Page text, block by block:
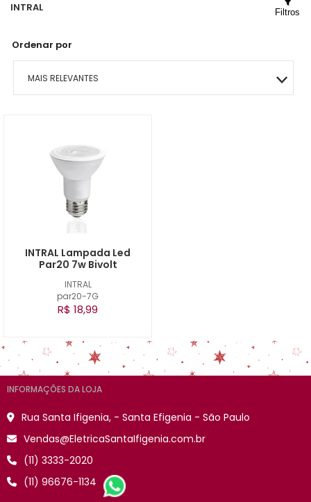
INTRAL
Ordenar por
MAIS RELEVANTES
MENOR PREÇO
Filtros
INTRAL
par20-7G
INTRAL Lampada Led
Par20 7w Bivolt
R$ 18,99
INFORMAÇÕES DA LOJA
Rua Santa Ifigenia, - Santa Efigenia - São Paulo
Vendas@EletricaSantaIfigenia.com.br
(11) 3333-2020
(11) 96676-1134